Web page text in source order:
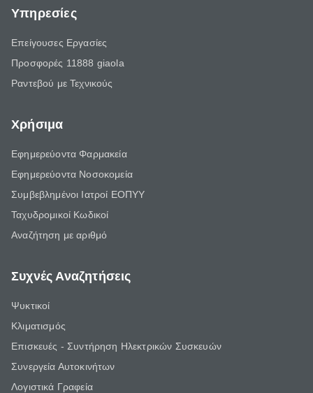
Υπηρεσίες
Επείγουσες Εργασίες
Προσφορές 11888 giaola
Ραντεβού με Τεχνικούς
Χρήσιμα
Εφημερεύοντα Φαρμακεία
Εφημερεύοντα Νοσοκομεία
Συμβεβλημένοι Ιατροί ΕΟΠΥΥ
Ταχυδρομικοί Κωδικοί
Αναζήτηση με αριθμό
Συχνές Αναζητήσεις
Ψυκτικοί
Κλιματισμός
Επισκευές - Συντήρηση Ηλεκτρικών Συσκευών
Συνεργεία Αυτοκινήτων
Λογιστικά Γραφεία